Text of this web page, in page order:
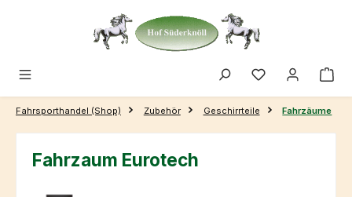
Zum Hauptinhalt springen
Fahrsporthandel (Shop) Zubehör Geschirrteile Fahrzäume
Fahrzaum Eurotech